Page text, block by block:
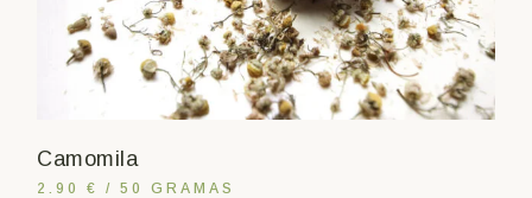
Camomila
2.90 € / 50 GRAMAS